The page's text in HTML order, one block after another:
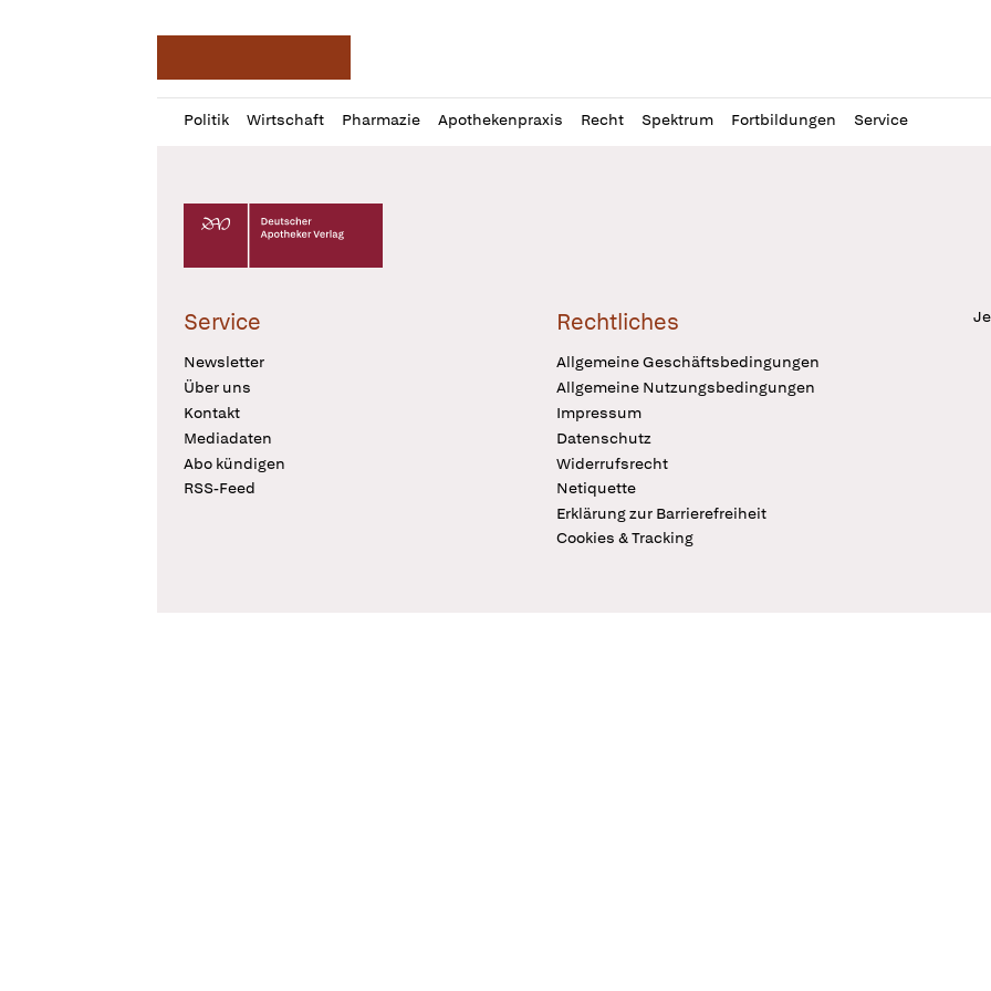
Politik Wirtschaft Pharmazie Apothekenpraxis Recht Spektrum Fortbildungen Service
Profil
öffnen
Daz
Pur
Deutscher Apotheker Verlag Logo
Service
Newsletter
Über uns
Kontakt
Mediadaten
Abo kündigen
RSS-Feed
Rechtliches
Allgemeine Geschäftsbedingungen
Allgemeine Nutzungsbedingungen
Impressum
Datenschutz
Widerrufsrecht
Netiquette
Erklärung zur Barrierefreiheit
Cookies & Tracking